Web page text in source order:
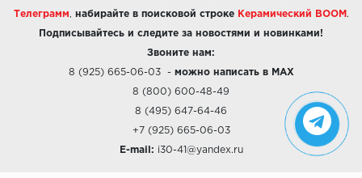
Телеграмм набирайте в поисковой строке Керамический BOOM .
Подписывайтесь и следите за новостями и новинками!
Звоните нам:
8 (925) 665-06-03- можно написать в MAX
8 (800) 600-48-49
8 (495) 647-64-46
+7 (925) 665-06-03
E-mail: i30-41@yandex.ru